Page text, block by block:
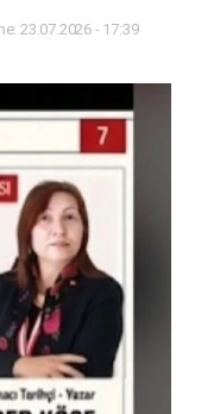
23.07.2026 - 17:39